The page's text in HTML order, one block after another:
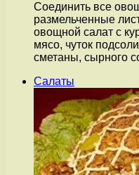
Соединить все
размельченные
овощной салат с
мясо, чуток
сметаны, сырного
Салаты